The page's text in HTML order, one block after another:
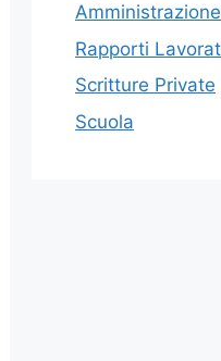
Amministrazione
Rapporti
Scritture Private
Scuola